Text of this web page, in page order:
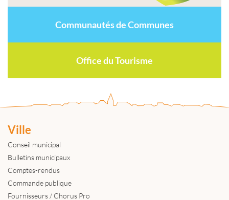
Communautés de Communes
Office du Tourisme
Ville
Conseil municipal
Bulletins municipaux
Comptes-rendus
Commande publique
Fournisseurs / Chorus Pro